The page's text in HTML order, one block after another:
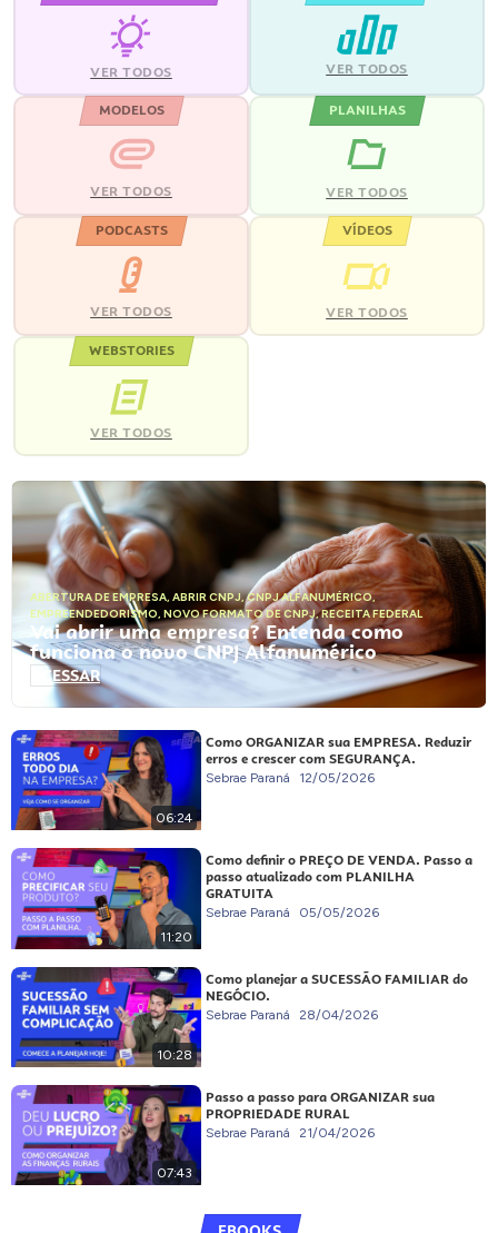
VER TODOS VER TODOS
MODELOS
VER TODOS
PLANILHAS
VER TODOS
PODCASTS
VER TODOS
VÍDEOS
VER TODOS
WEBSTORIES
VER TODOS
ABERTURA DE EMPRESA, ABRIR CNPJ,CNPJ ALFANUMÉRICO,
EMPREENDEDORISMO, NOVO FORMATO DE CNPJ,RECEITA FEDERAL
Vai abrir uma empresa? Entenda como
funciona o novo CNPJ Alfanumérico
ACESSAR
06:24
Como ORGANIZAR sua EMPRESA. Reduzir
erros e crescer com SEGURANÇA.
Sebrae Paraná 12/05/2026
11:20
Como definir o PREÇO DE VENDA. Passo a
passo atualizado com PLANILHA
GRATUITA
Sebrae Paraná 05/05/2026
10:28
Como planejar a SUCESSÃO FAMILIAR do
NEGÓCIO.
Sebrae Paraná 28/04/2026
07:43
Passo a passo para ORGANIZAR sua
PROPRIEDADE RURAL
Sebrae Paraná 21/04/2026